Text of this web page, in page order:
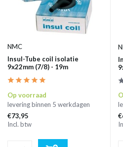
NMC
Insul-Tube coil isolatie
9x22mm (7/8) - 19m
Op voorraad
levering binnen 5 werkdagen
€73,95
Incl. btw